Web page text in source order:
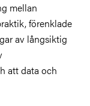
mellan
förenklade
av långsiktig
att data och